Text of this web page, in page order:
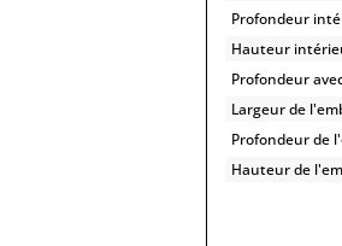
Profondeur
Hauteur
Profondeur
Largeur de
Profondeur de
Hauteur de